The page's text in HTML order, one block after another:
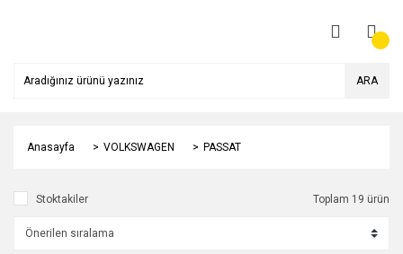
ARA
Anasayfa VOLKSWAGEN PASSAT
Stoktakiler Toplam 19 ürün